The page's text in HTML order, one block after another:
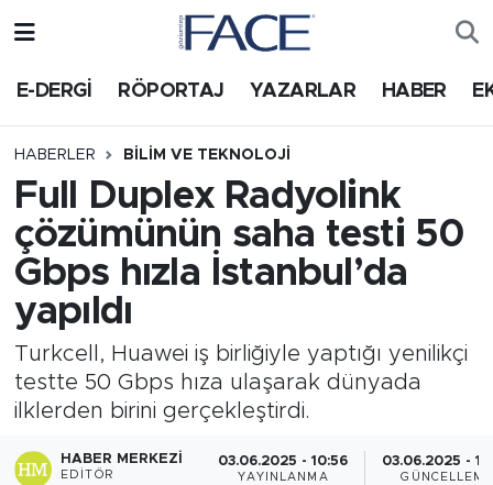
E-DERGİ RÖPORTAJ YAZARLAR HABER
HABERLER BILIM VE TEKNOLOJI
Full Duplex Radyolink
çözümünün saha testi 50
Gbps hızla İstanbul’da
yapıldı
Turkcell, Huawei iş birliğiyle yaptığı yenilikçi
testte 50 Gbps hıza ulaşarak dünyada
ilklerden birini gerçekleştirdi.
HABER MERKEZI
EDITÖR
03.06.2025 - 10:56
YAYINLANMA
03.06.2025 -
GÜNCELLEME
HABER
Nöbetçi Eczaneler
Trafik Durumu
Süper Lig Puan Durumu ve Fikstür
Tüm Manşetler
Son Dakika Haberleri
Haber Arşivi